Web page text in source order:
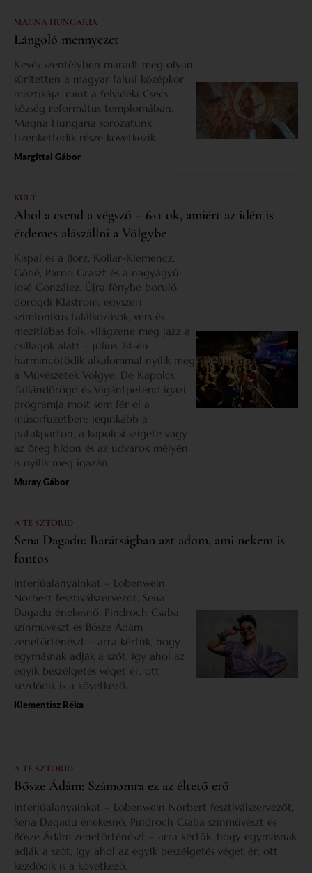
MAGNA HUNGARIA
Lángoló mennyezet
Kevés szentélyben maradt meg olyan
sűrítetten a magyar falusi középkor
misztikája, mint a felvidéki Csécs
község református templomában.
Magna Hungaria sorozatunk
tizenkettedik része következik.
Margittai Gábor
KULT
Ahol a csend a végszó – 6+1 ok, amiért az idén is
érdemes alászállni a Völgybe
Kispál és a Borz, Kollár-Klemencz,
Góbé, Parno Graszt és a nagyágyú:
José González. Újra fénybe boruló
dörögdi Klastrom, egyszeri
szimfonikus találkozások, vers és
mezítlábas folk, világzene meg jazz a
csillagok alatt – július 24-én
harmincötödik alkalommal nyílik meg
a Művészetek Völgye. De Kapolcs,
Taliándörögd és Vigántpetend igazi
programja most sem fér el a
műsorfüzetben: leginkább a
patakparton, a kapolcsi szigete vagy
az öreg hídon és az udvarok mélyén
is nyílik meg igazán.
Muray Gábor
A TE SZTORID
Sena Dagadu: Barátságban azt adom, ami nekem is
fontos
Interjúalanyainkat – Lobenwein
Norbert fesztiválszervezőt, Sena
Dagadu énekesnő, Pindroch Csaba
színművészt és Bősze Ádám
zenetörténészt – arra kértük, hogy
egymásnak adják a szót, így ahol az
egyik beszélgetés véget ér, ott
kezdődik is a következő.
Klementisz Réka
A TE SZTORID
Bősze Ádám: Számomra ez az éltető erő
Interjúalanyainkat – Lobenwein Norbert fesztiválszervezőt,
Sena Dagadu énekesnő, Pindroch Csaba színművészt és
Bősze Ádám zenetörténészt – arra kértük, hogy egymásnak
adják a szót, így ahol az egyik beszélgetés véget ér, ott
kezdődik is a következő.